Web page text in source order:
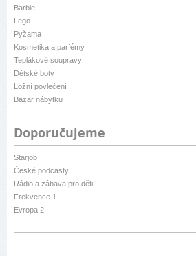
Barbie
Lego
Pyžama
Kosmetika a parfémy
Teplákové soupravy
Dětské boty
Ložní povlečení
Bazar nábytku
Doporučujeme
Starjob
České podcasty
Rádio a zábava pro děti
Frekvence 1
Evropa 2